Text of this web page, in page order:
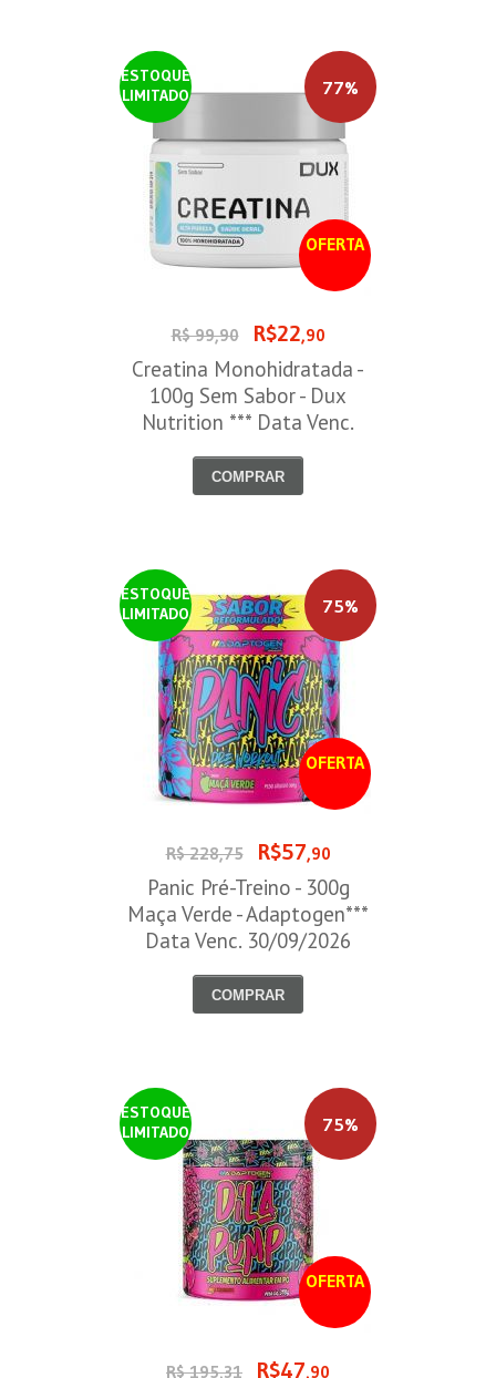
ESTOQUE
LIMITADO
OFERTA
77%
R$ 99,90 R$22,90
Creatina Monohidratada -
100g Sem Sabor - Dux
Nutrition *** Data Venc.
COMPRAR
ESTOQUE
LIMITADO
OFERTA
75%
R$ 228,75 R$57,90
Panic Pré-Treino - 300g
Maça Verde - Adaptogen***
Data Venc. 30/09/2026
COMPRAR
ESTOQUE
LIMITADO
OFERTA
75%
R$ 195,31 R$47,90